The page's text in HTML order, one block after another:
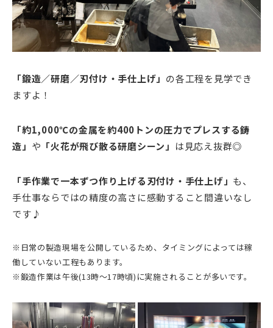
「鍛造／研磨／刃付け・手仕上げ」 の各工程を見学でき
ますよ！
「約1,000℃の金属を約400トンの圧力でプレスする鋳
造」 や 「火花が飛び散る研磨シーン」 は見応え抜群◎
「手作業で一本ずつ作り上げる刃付け・手仕上げ」 も、
手仕事ならではの精度の高さに感動すること間違いなし
です♪
※日常の製造現場を公開しているため、タイミングによっては稼
働していない工程もあります。
※鍛造作業は午後(13時〜17時頃)に実施されることが多いです。